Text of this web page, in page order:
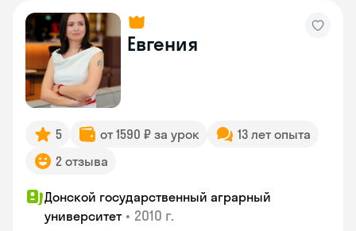
Евгения
5 от 1590 ₽ за урок
13 лет опыта
2 отзыва
Донской государственный аграрный
университет • 2010 г.